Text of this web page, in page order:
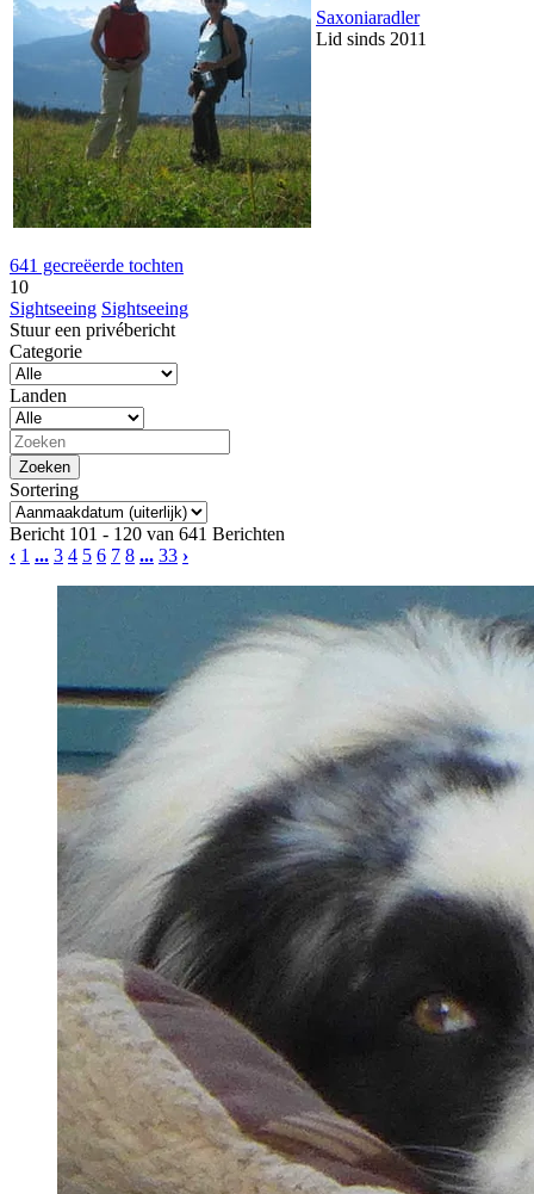
Saxoniaradler
Lid sinds 2011
641 gecreëerde tochten
10
Sightseeing Sightseeing
Stuur een privébericht
Categorie
Landen
Sortering
Bericht 101 - 120 van 641 Berichten
‹ 1 ... 3 4 5 6 7 8 ... 33 ›